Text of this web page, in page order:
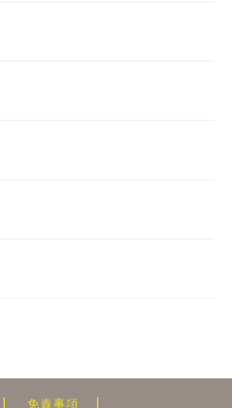
免責事項